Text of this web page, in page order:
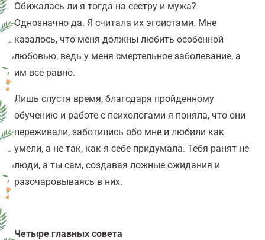
Обижалась ли я тогда на сестру и мужа?
Однозначно да. Я считала их эгоистами. Мне
казалось, что меня должны любить особенной
любовью, ведь у меня смертельное заболевание, а
им все равно.
Лишь спустя время, благодаря пройденному
обучению и работе с психологами я поняла, что они
переживали, заботились обо мне и любили как
умели, а не так, как я себе придумала. Тебя ранят не
люди, а ты сам, создавая ложные ожидания и
разочаровываясь в них.
Четыре главных совета